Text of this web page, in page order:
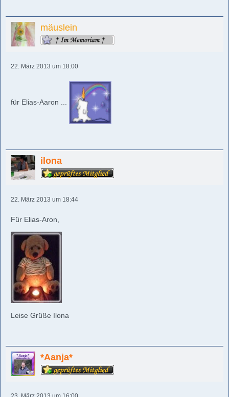
mäuslein
22. März 2013 um 18:00
für Elias-Aaron ...
ilona
22. März 2013 um 18:44
Für Elias-Aron,
Leise Grüße Ilona
*Aanja*